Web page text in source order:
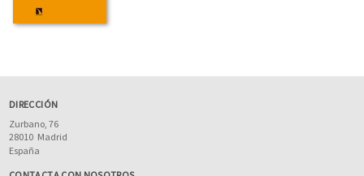
DIRECCIÓN
Zurbano, 76
28010 Madrid
España